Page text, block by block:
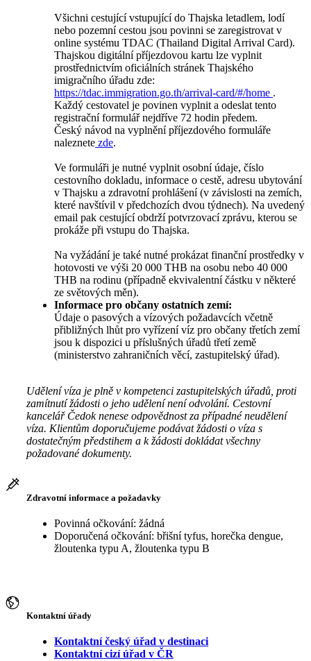
Všichni cestující vstupující do Thajska letadlem, lodí
nebo pozemní cestou jsou povinni se zaregistrovat v
online systému TDAC (Thailand Digital Arrival Card).
Thajskou digitální příjezdovou kartu lze vyplnit
prostřednictvím oficiálních stránek Thajského
imigračního úřadu zde:
https://tdac.immigration.go.th/arrival-card/#/home .
Každý cestovatel je povinen vyplnit a odeslat tento
registrační formulář nejdříve 72 hodin předem.
Český návod na vyplnění příjezdového formuláře
naleznete zde.
Ve formuláři je nutné vyplnit osobní údaje, číslo
cestovního dokladu, informace o cestě, adresu ubytování
v Thajsku a zdravotní prohlášení (v závislosti na zemích,
které navštívil v předchozích dvou týdnech). Na uvedený
email pak cestující obdrží potvrzovací zprávu, kterou se
prokáže při vstupu do Thajska.
Na vyžádání je také nutné prokázat finanční prostředky v
hotovosti ve výši 20 000 THB na osobu nebo 40 000
THB na rodinu (případně ekvivalentní částku v některé
ze světových měn).
Informace pro občany ostatních zemí:
Údaje o pasových a vízových požadavcích včetně
přibližných lhůt pro vyřízení víz pro občany třetích zemí
jsou k dispozici u příslušných úřadů třetí země
(ministerstvo zahraničních věcí, zastupitelský úřad).
Udělení víza je plně v kompetenci zastupitelských úřadů, proti
zamítnutí žádosti o jeho udělení není odvolání. Cestovní
kancelář Čedok nenese odpovědnost za případné neudělení
víza. Klientům doporučujeme podávat žádosti o víza s
dostatečným předstihem a k žádosti dokládat všechny
požadované dokumenty.
Zdravotní informace a požadavky
Povinná očkování: žádná
Doporučená očkování: břišní tyfus, horečka dengue,
žloutenka typu A, žloutenka typu B
Kontaktní úřady
Kontaktní český úřad v destinaci
Kontaktní cizí úřad v ČR